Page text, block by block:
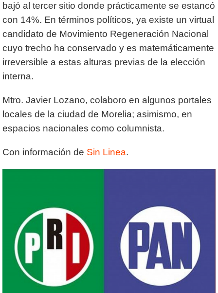
bajó al tercer sitio donde prácticamente se estancó
con 14%. En términos políticos, ya existe un virtual
candidato de Movimiento Regeneración Nacional
cuyo trecho ha conservado y es matemáticamente
irreversible a estas alturas previas de la elección
interna.
Mtro. Javier Lozano, colaboro en algunos portales
locales de la ciudad de Morelia; asimismo, en
espacios nacionales como columnista.
Con información de Sin Linea.